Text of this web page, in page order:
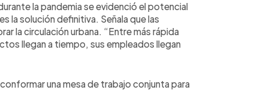
la pandemia se evidenció el potencial
la solución definitiva. Señala que las
la circulación urbana. “Entre más rápida
llegan a tiempo, sus empleados llegan
una mesa de trabajo conjunta para